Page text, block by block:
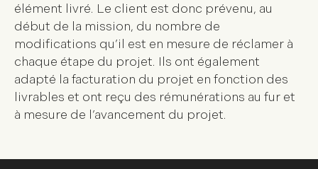
élément livré. Le client est donc prévenu, au
début de la mission, du nombre de
modifications qu’il est en mesure de réclamer à
chaque étape du projet. Ils ont également
adapté la facturation du projet en fonction des
livrables et ont reçu des rémunérations au fur et
à mesure de l’avancement du projet.